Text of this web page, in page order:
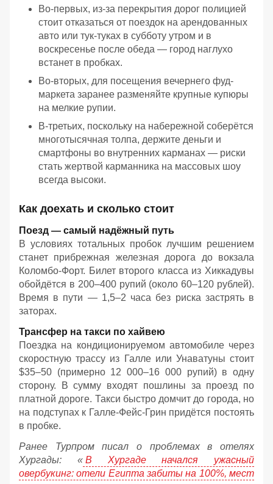
Во-первых, из-за перекрытия дорог полицией
стоит отказаться от поездок на арендованных
авто или тук-туках в субботу утром и в
воскресенье после обеда — город наглухо
встанет в пробках.
Во-вторых, для посещения вечернего фуд-
маркета заранее разменяйте крупные купюры
на мелкие рупии.
В-третьих, поскольку на набережной соберётся
многотысячная толпа, держите деньги и
смартфоны во внутренних карманах — риски
стать жертвой карманника на массовых шоу
всегда высоки.
Как доехать и сколько стоит
Поезд — самый надёжный путь
В условиях тотальных пробок лучшим решением
станет прибрежная железная дорога до вокзала
Коломбо-Форт. Билет второго класса из Хиккадувы
обойдётся в 200–400 рупий (около 60–120 рублей).
Время в пути — 1,5–2 часа без риска застрять в
заторах.
Трансфер на такси по хайвею
Поездка на кондиционируемом автомобиле через
скоростную трассу из Галле или Унаватуны стоит
$35–50 (примерно 12 000–16 000 рупий) в одну
сторону. В сумму входят пошлины за проезд по
платной дороге. Такси быстро домчит до города, но
на подступах к Галле-Фейс-Грин придётся постоять
в пробке.
Ранее Турпром писал о проблемах в отелях
Хургады: « В Хургаде начался ужасный
овербукинг: отели Египта забиты на 100%, мест